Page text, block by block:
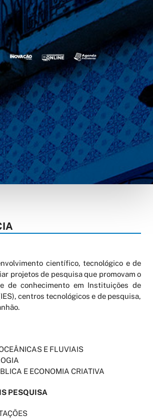
científico, tecnológico e de
projetos de pesquisa que promovam o
de conhecimento em Instituições de
centros tecnológicos e de pesquisa,
E FLUVIAIS
E ECONOMIA CRIATIVA
PESQUISA